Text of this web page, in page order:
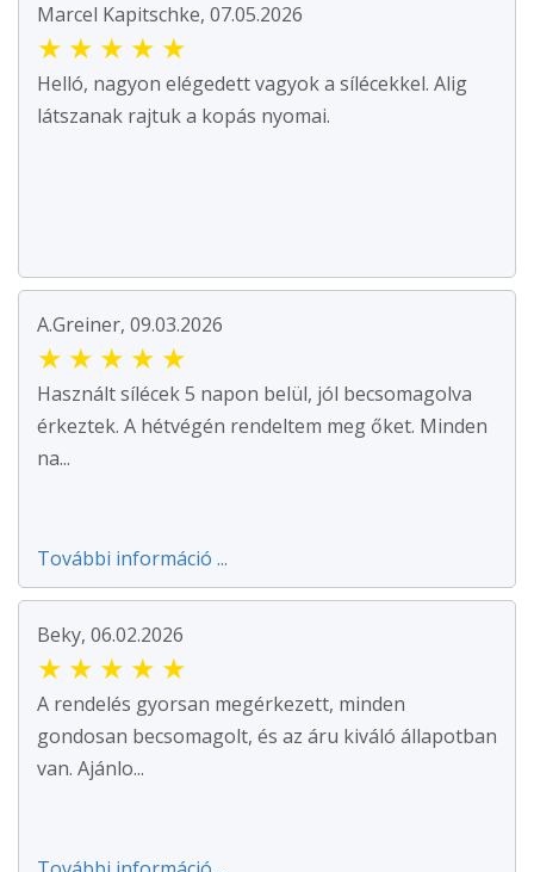
Marcel Kapitschke, 07.05.2026
★ ★ ★ ★ ★
Helló, nagyon elégedett vagyok a sílécekkel. Alig
látszanak rajtuk a kopás nyomai.
A.Greiner, 09.03.2026
★ ★ ★ ★ ★
Használt sílécek 5 napon belül, jól becsomagolva
érkeztek. A hétvégén rendeltem meg őket. Minden
na...
További információ ...
Beky, 06.02.2026
★ ★ ★ ★ ★
A rendelés gyorsan megérkezett, minden
gondosan becsomagolt, és az áru kiváló állapotban
van. Ajánlo...